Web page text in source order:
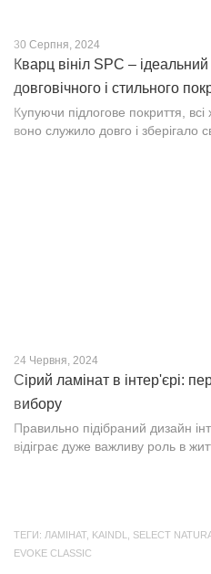
30 Серпня, 2024
Кварц вініл SPC –
довговічного і стильного
PROFLOOR
Купуючи підлогове покриття,
воно служило довго і зберігало
24 Червня, 2024
Сірий ламінат в інтер'єрі:
вибору
Правильно підібраний дизайн
відіграє дуже важливу роль в
ТЕГИ: ЛАМІНАТ, KAINDL SELECT
EVOKE CLASSIC